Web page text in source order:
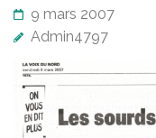
9 mars 2007
Admin4797